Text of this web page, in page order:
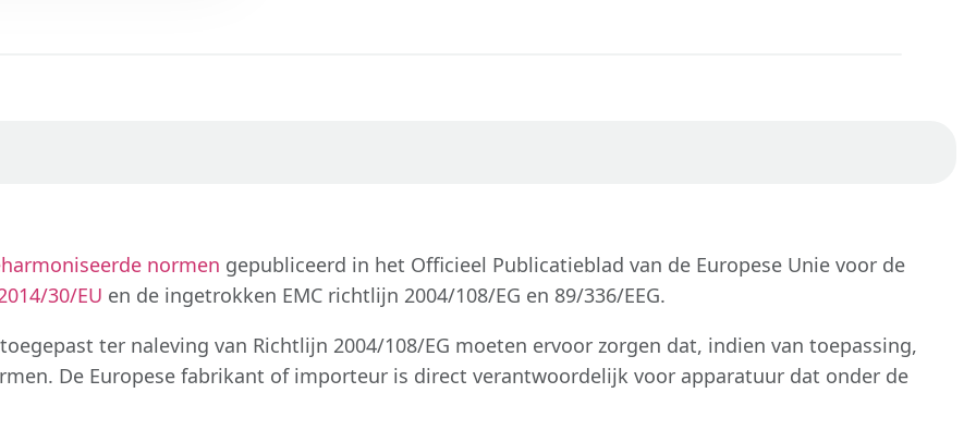
normen gepubliceerd in het Officieel Publicatieblad van de Europese Unie voor de
30/EU en de ingetrokken EMC richtlijn 2004/108/EG en 89/336/EEG.
ter naleving van Richtlijn 2004/108/EG moeten ervoor zorgen dat, indien van toepassing,
De Europese fabrikant of importeur is direct verantwoordelijk voor apparatuur dat onder de